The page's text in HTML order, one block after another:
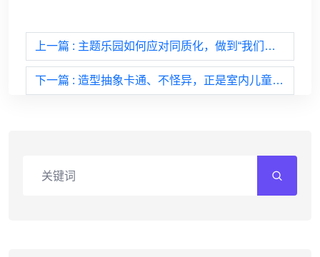
上一篇 : 主题乐园如何应对同质化，做到“我们不一样”？
下一篇 : 造型抽象卡通、不怪异，正是室内儿童乐园的出彩之处！